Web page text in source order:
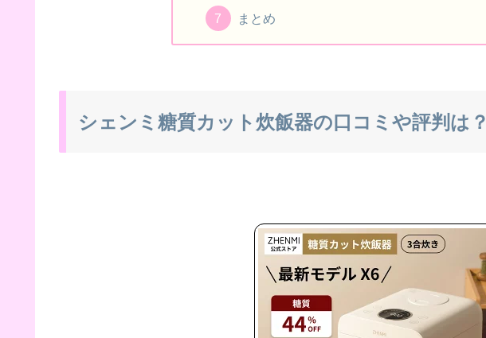
まとめ
シェンミ糖質カット炊飯器の口コミや評判は？